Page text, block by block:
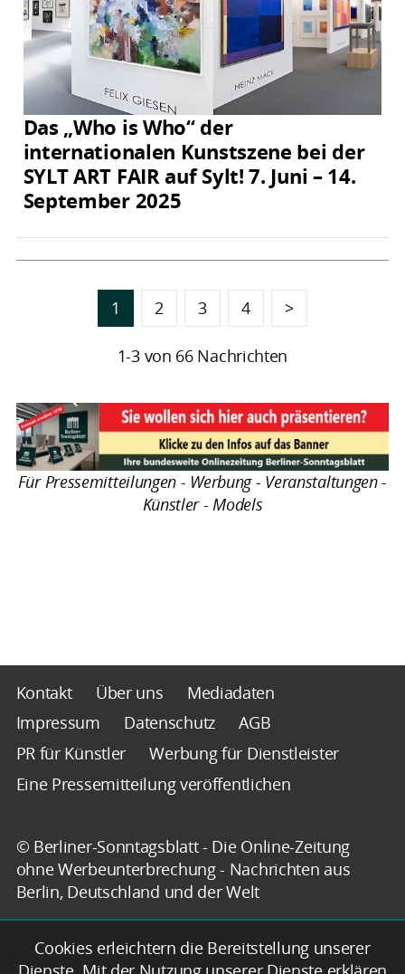
Das „Who is Who“ der
internationalen Kunstszene bei der
SYLT ART FAIR auf Sylt! 7. Juni – 14.
September 2025
1 2 3 4 >
1-3 von 66 Nachrichten
Für Pressemitteilungen - Werbung - Veranstaltungen -
Künstler - Models
Kontakt Über uns
Mediadaten
Impressum
Datenschutz
AGB
PR für Künstler
Werbung für Dienstleister
Eine Pressemitteilung veröffentlichen
© Berliner-Sonntagsblatt - Die Online-Zeitung
ohne Werbeunterbrechung - Nachrichten aus
Berlin, Deutschland und der Welt
Cookies erleichtern die Bereitstellung unserer